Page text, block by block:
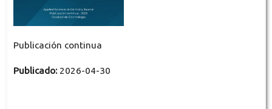
Publicación continua
Publicado: 2026-04-30